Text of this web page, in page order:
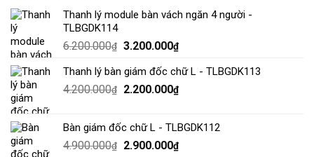
Thanh lý module bàn vách ngăn 4 người -
TLBGDK114
6.200.000₫ 3.200.000₫
Thanh lý bàn giám đốc chữ L - TLBGDK113
4.200.000₫ 2.200.000₫
Bàn giám đốc chữ L - TLBGDK112
4.900.000₫ 2.900.000₫